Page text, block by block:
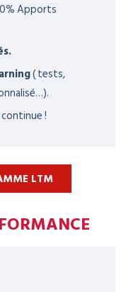
Apports
( tests,
!
LTM